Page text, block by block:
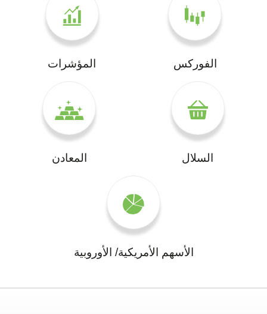
الفوركس المؤشرات
السلال المعادن
الأسهم الأمريكية/ الأوروبية